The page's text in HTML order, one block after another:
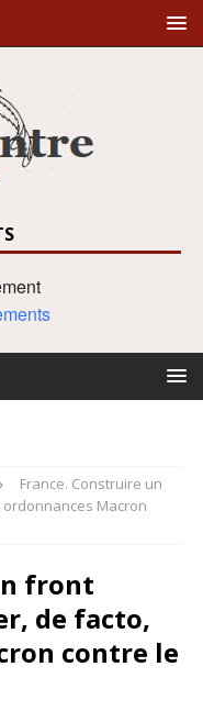
France. Construire un
Macron
front
de facto,
contre le